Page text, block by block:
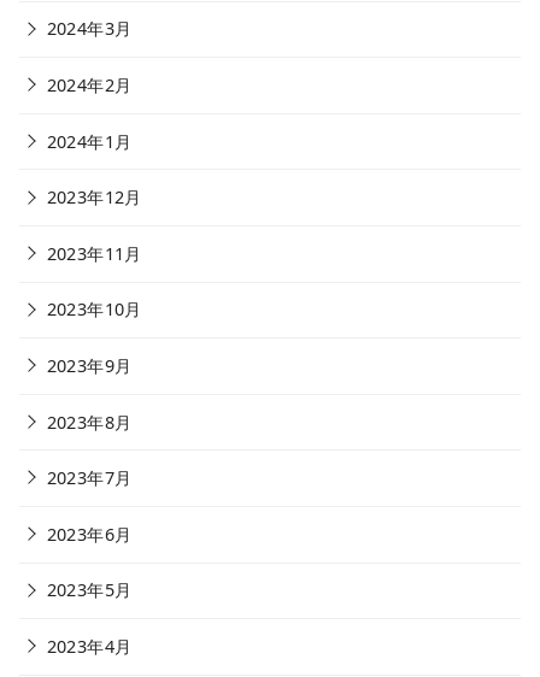
2024年3月
2024年2月
2024年1月
2023年12月
2023年11月
2023年10月
2023年9月
2023年8月
2023年7月
2023年6月
2023年5月
2023年4月